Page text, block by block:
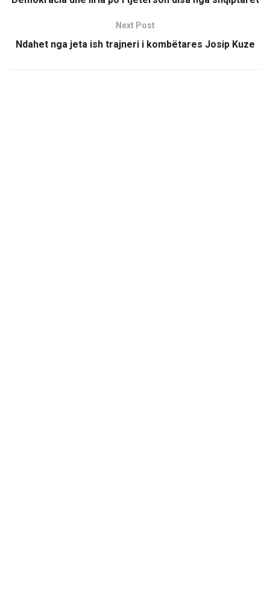
Next Post
Ndahet nga jeta ish trajneri i kombëtares Josip Kuze